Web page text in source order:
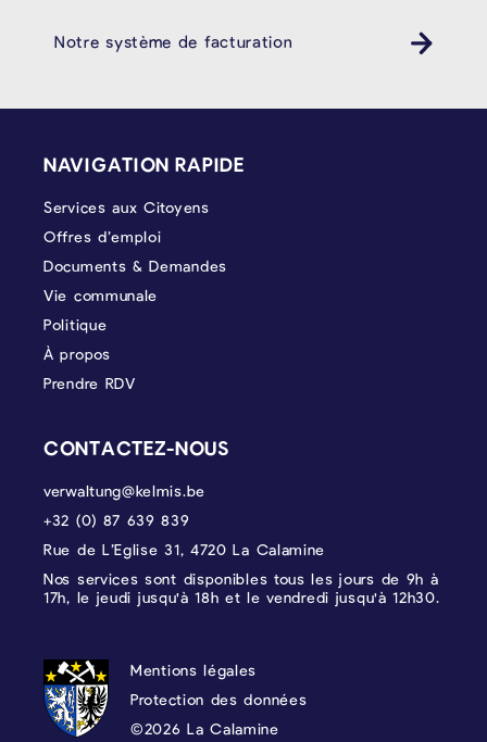
Notre système de facturation
NAVIGATION RAPIDE
Services aux Citoyens
Offres d’emploi
Documents & Demandes
Vie communale
Politique
À propos
Prendre RDV
CONTACTEZ-NOUS
verwaltung@kelmis.be
+32 (0) 87 639 839
Rue de L’Eglise 31, 4720 La Calamine
Nos services sont disponibles tous les jours de 9h à
17h, le jeudi jusqu'à 18h et le vendredi jusqu'à 12h30.
PROTECTION DES DONNÉES, MENTIONS
Mentions légales
Protection des données
©2026 La Calamine